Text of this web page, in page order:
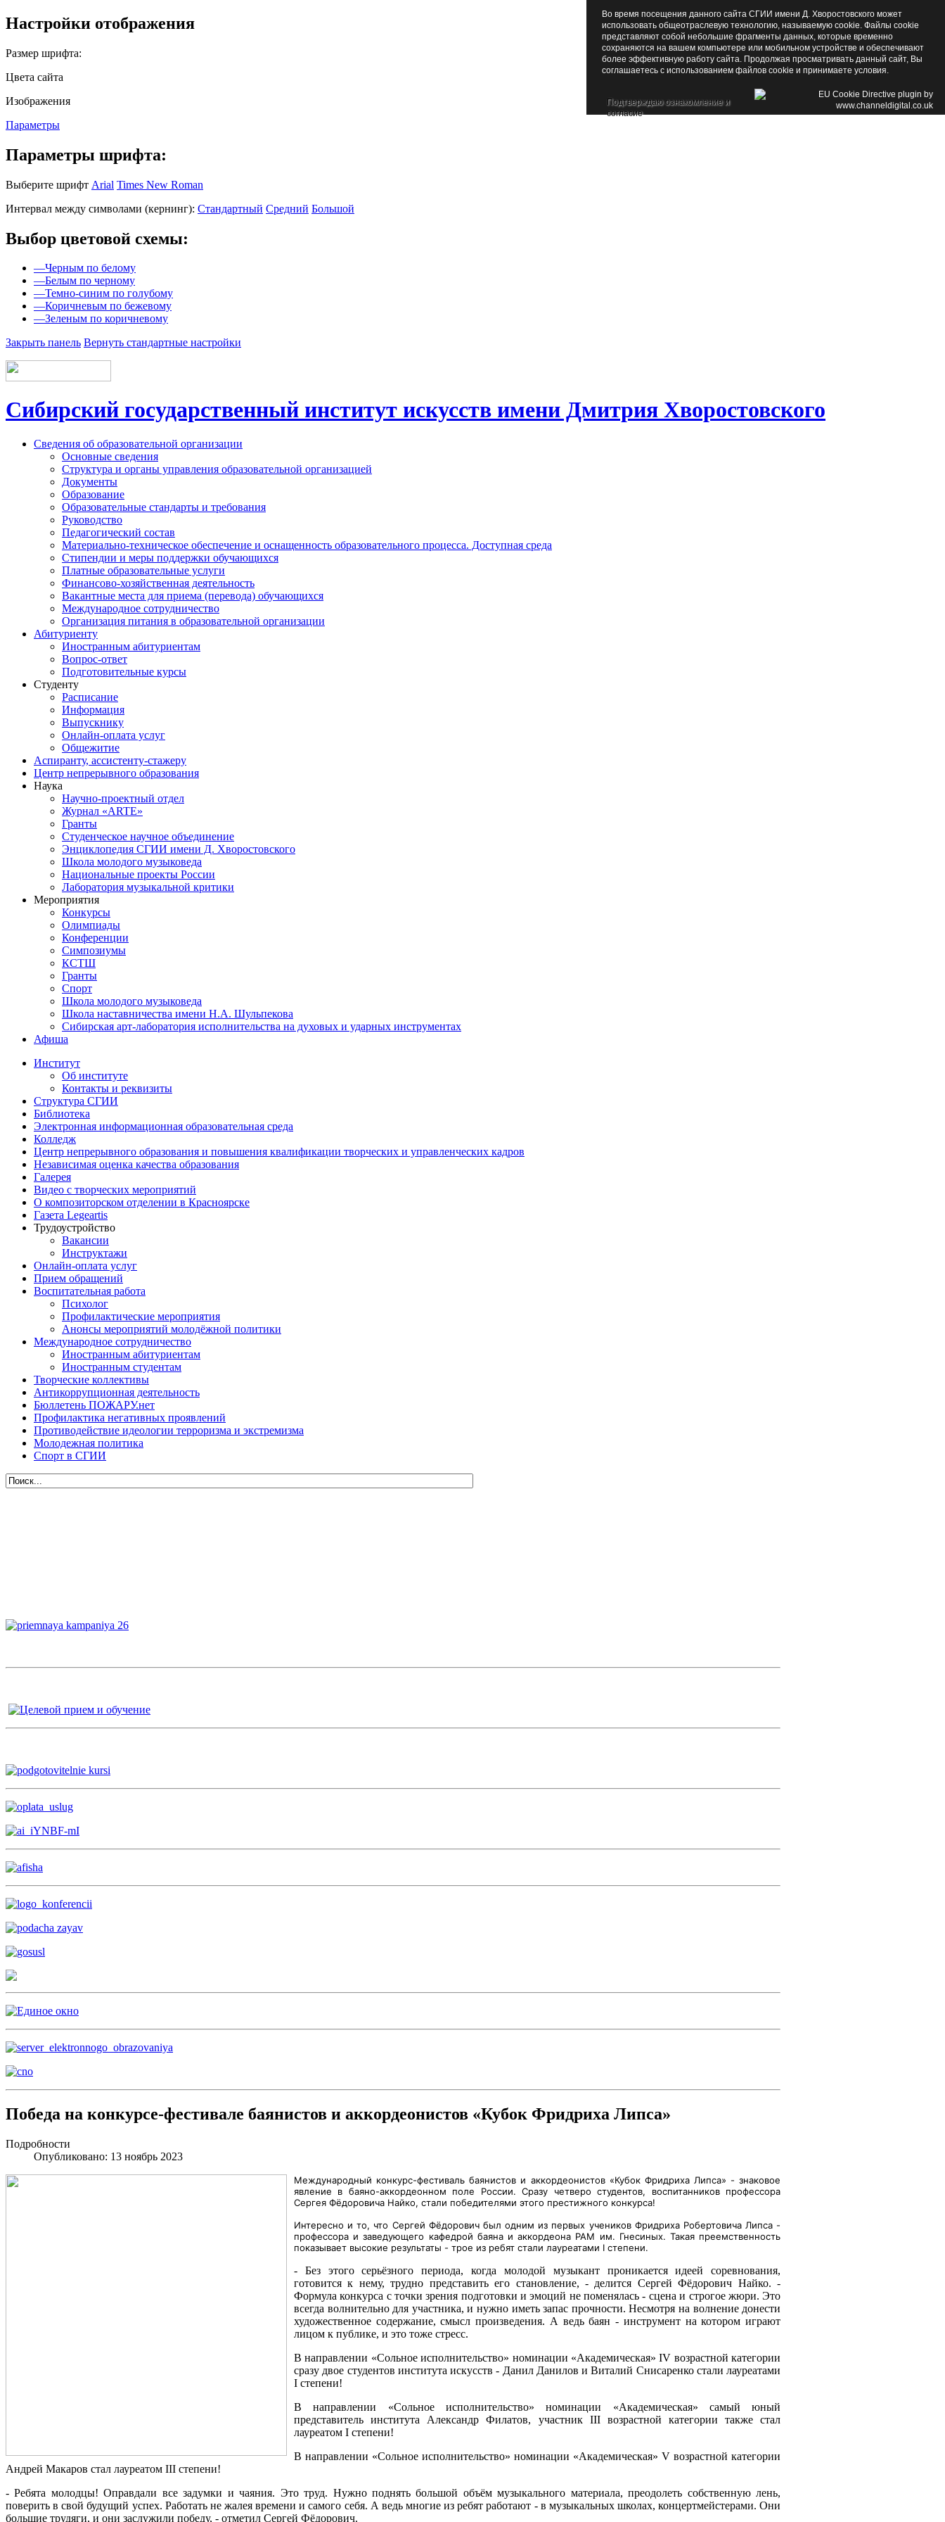
Настройки отображения
Размер шрифта:
Цвета сайта
Изображения
Параметры
Параметры шрифта:
Выберите шрифт Arial Times New Roman
Интервал между символами (кернинг): Стандартный Средний Большой
Выбор цветовой схемы:
—Черным по белому
—Белым по черному
—Темно-синим по голубому
—Коричневым по бежевому
—Зеленым по коричневому
Закрыть панель Вернуть стандартные настройки
Сибирский государственный институт искусств имени Дмитрия Хворостовского
Сведения об образовательной организации
Основные сведения
Структура и органы управления образовательной организацией
Документы
Образование
Образовательные стандарты и требования
Руководство
Педагогический состав
Материально-техническое обеспечение и оснащенность образовательного процесса. Доступная среда
Стипендии и меры поддержки обучающихся
Платные образовательные услуги
Финансово-хозяйственная деятельность
Вакантные места для приема (перевода) обучающихся
Международное сотрудничество
Организация питания в образовательной организации
Абитуриенту
Иностранным абитуриентам
Вопрос-ответ
Подготовительные курсы
Студенту
Расписание
Информация
Выпускнику
Онлайн-оплата услуг
Общежитие
Аспиранту, ассистенту-стажеру
Центр непрерывного образования
Наука
Научно-проектный отдел
Журнал «ARTE»
Гранты
Студенческое научное объединение
Энциклопедия СГИИ имени Д. Хворостовского
Школа молодого музыковеда
Национальные проекты России
Лаборатория музыкальной критики
Мероприятия
Конкурсы
Олимпиады
Конференции
Симпозиумы
КСТШ
Гранты
Спорт
Школа молодого музыковеда
Школа наставничества имени Н.А. Шульпекова
Сибирская арт-лаборатория исполнительства на духовых и ударных инструментах
Афиша
Институт
Об институте
Контакты и реквизиты
Структура СГИИ
Библиотека
Электронная информационная образовательная среда
Колледж
Центр непрерывного образования и повышения квалификации творческих и управленческих кадров
Независимая оценка качества образования
Галерея
Видео с творческих мероприятий
О композиторском отделении в Красноярске
Газета Legeartis
Трудоустройство
Вакансии
Инструктажи
Онлайн-оплата услуг
Прием обращений
Воспитательная работа
Психолог
Профилактические мероприятия
Анонсы мероприятий молодёжной политики
Международное сотрудничество
Иностранным абитуриентам
Иностранным студентам
Творческие коллективы
Антикоррупционная деятельность
Бюллетень ПОЖАРУ.нет
Профилактика негативных проявлений
Противодействие идеологии терроризма и экстремизма
Молодежная политика
Спорт в СГИИ
Победа на конкурсе-фестивале баянистов и аккордеонистов «Кубок Фридриха Липса»
Подробности
Опубликовано: 13 ноябрь 2023
Международный конкурс-фестиваль баянистов и аккордеонистов «Кубок Фридриха Липса» - знаковое
явление в баяно-аккордеонном поле России. Сразу четверо студентов, воспитанников профессора
Сергея Фёдоровича Найко, стали победителями этого престижного конкурса!
Интересно и то, что Сергей Фёдорович был одним из первых учеников Фридриха Робертовича Липса -
профессора и заведующего кафедрой баяна и аккордеона РАМ им. Гнесиных. Такая преемственность
показывает высокие результаты - трое из ребят стали лауреатами I степени.
- Без этого серьёзного периода, когда молодой музыкант проникается идеей соревнования,
готовится к нему, трудно представить его становление, - делится Сергей Фёдорович Найко. -
Формула конкурса с точки зрения подготовки и эмоций не поменялась - сцена и строгое жюри. Это
всегда волнительно для участника, и нужно иметь запас прочности. Несмотря на волнение донести
художественное содержание, смысл произведения. А ведь баян - инструмент на котором играют
лицом к публике, и это тоже стресс.
В направлении «Сольное исполнительство» номинации «Академическая» IV возрастной категории
сразу двое студентов института искусств - Данил Данилов и Виталий Снисаренко стали лауреатами
I степени!
В направлении «Сольное исполнительство» номинации «Академическая» самый юный
представитель института Александр Филатов, участник III возрастной категории также стал
лауреатом I степени!
В направлении «Сольное исполнительство» номинации «Академическая» V возрастной категории
Андрей Макаров стал лауреатом III степени!
- Ребята молодцы! Оправдали все задумки и чаяния. Это труд. Нужно поднять большой объём музыкального материала, преодолеть собственную лень,
поверить в свой будущий успех. Работать не жалея времени и самого себя. А ведь многие из ребят работают - в музыкальных школах, концертмейстерами. Они
большие трудяги, и они заслужили победу, - отметил Сергей Фёдорович.
Во время посещения данного сайта СГИИ имени Д. Хворостовского может
использовать общеотраслевую технологию, называемую cookie. Файлы cookie
представляют собой небольшие фрагменты данных, которые временно
сохраняются на вашем компьютере или мобильном устройстве и обеспечивают
более эффективную работу сайта. Продолжая просматривать данный сайт, Вы
соглашаетесь с использованием файлов cookie и принимаете условия.
Подтверждаю ознакомление и
согласие